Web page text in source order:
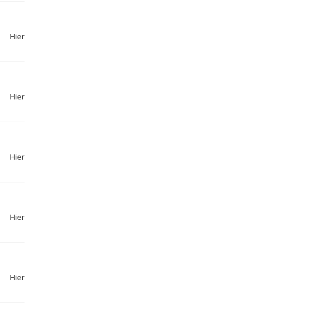
Hier
Hier
Hier
Hier
Hier